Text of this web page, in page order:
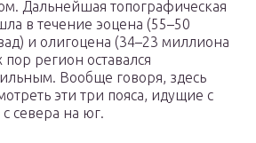
Дальнейшая топографическая
в течение эоцена (55–50
и олигоцена (34–23 миллиона
пор регион оставался
Вообще говоря, здесь
эти три пояса, идущие с
с севера на юг.